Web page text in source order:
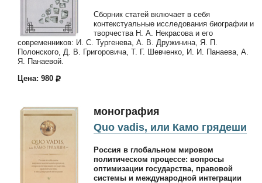
Сборник статей включает в себя
контекстуальные исследования биографии и
творчества Н. А. Некрасова и его
современников: И. С. Тургенева, А. В. Дружинина, Я. П.
Полонского, Д. В. Григоровича, Т. Г. Шевченко, И. И. Панаева, А.
Я. Панаевой.
Цена: 980
монография
Quo vadis, или Камо грядеши
Россия в глобальном мировом
политическом процессе: вопросы
оптимизации государства, правовой
системы и международной интеграции